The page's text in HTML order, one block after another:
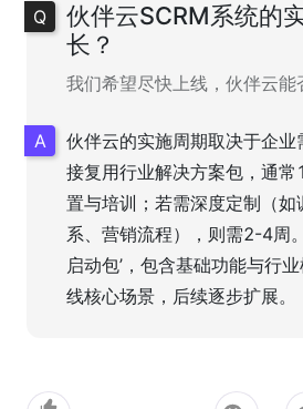
伙伴云SCRM系统的
长？
我们希望尽快上线，伙伴云能
伙伴云的实施周期取决于企业
接复用行业解决方案包，通
置与培训；若需深度定制（如
系、营销流程），则需2-4周
启动包’，包含基础功能与行
线核心场景，后续逐步扩展。